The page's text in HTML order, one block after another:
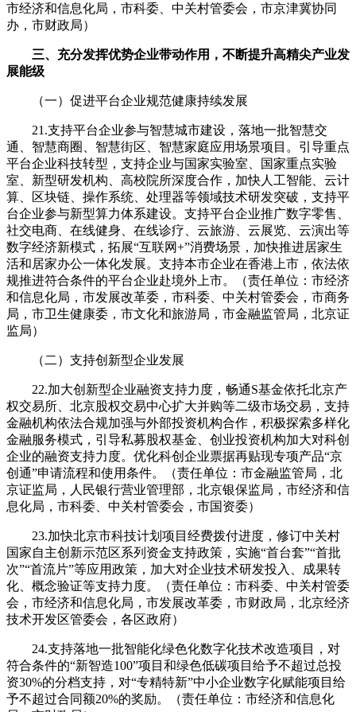
市经济和信息化局，市科委、中关村管委会，市京津冀协同
办，市财政局）
三、充分发挥优势企业带动作用，不断提升高精尖产业发
展能级
（一）促进平台企业规范健康持续发展
21.支持平台企业参与智慧城市建设，落地一批智慧交
通、智慧商圈、智慧街区、智慧家庭应用场景项目。引导重点
平台企业科技转型，支持企业与国家实验室、国家重点实验
室、新型研发机构、高校院所深度合作，加快人工智能、云计
算、区块链、操作系统、处理器等领域技术研发突破，支持平
台企业参与新型算力体系建设。支持平台企业推广数字零售、
社交电商、在线健身、在线诊疗、云旅游、云展览、云演出等
数字经济新模式，拓展“互联网+”消费场景，加快推进居家生
活和居家办公一体化发展。支持本市企业在香港上市，依法依
规推进符合条件的平台企业赴境外上市。（责任单位：市经济
和信息化局，市发展改革委，市科委、中关村管委会，市商务
局，市卫生健康委，市文化和旅游局，市金融监管局，北京证
监局）
（二）支持创新型企业发展
22.加大创新型企业融资支持力度，畅通S基金依托北京产
权交易所、北京股权交易中心扩大并购等二级市场交易，支持
金融机构依法合规加强与外部投资机构合作，积极探索多样化
金融服务模式，引导私募股权基金、创业投资机构加大对科创
企业的融资支持力度。优化科创企业票据再贴现专项产品“京
创通”申请流程和使用条件。（责任单位：市金融监管局，北
京证监局，人民银行营业管理部，北京银保监局，市经济和信
息化局，市科委、中关村管委会，市国资委）
23.加快北京市科技计划项目经费拨付进度，修订中关村
国家自主创新示范区系列资金支持政策，实施“首台套”“首批
次”“首流片”等应用政策，加大对企业技术研发投入、成果转
化、概念验证等支持力度。（责任单位：市科委、中关村管委
会，市经济和信息化局，市发展改革委，市财政局，北京经济
技术开发区管委会，各区政府）
24.支持落地一批智能化绿色化数字化技术改造项目，对
符合条件的“新智造100”项目和绿色低碳项目给予不超过总投
资30%的分档支持，对“专精特新”中小企业数字化赋能项目给
予不超过合同额20%的奖励。（责任单位：市经济和信息化